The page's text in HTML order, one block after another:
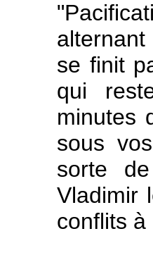
alternant
se finit
qui
minutes
sous
sorte
Vladimir
conflits